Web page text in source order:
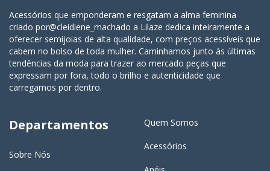
Acessórios que emponderam e resgatam a alma feminina
criado por@cleidiene_machado a Lilaze dedica inteiramente a
oferecer semijoias de alta qualidade, com preços acessíveis que
cabem no bolso de toda mulher. Caminhamos junto às últimas
tendências da moda para trazer ao mercado peças que
expressam por fora, todo o brilho e autenticidade que
carregamos por dentro.
Departamentos
Sobre Nós
Quem Somos
Acessórios